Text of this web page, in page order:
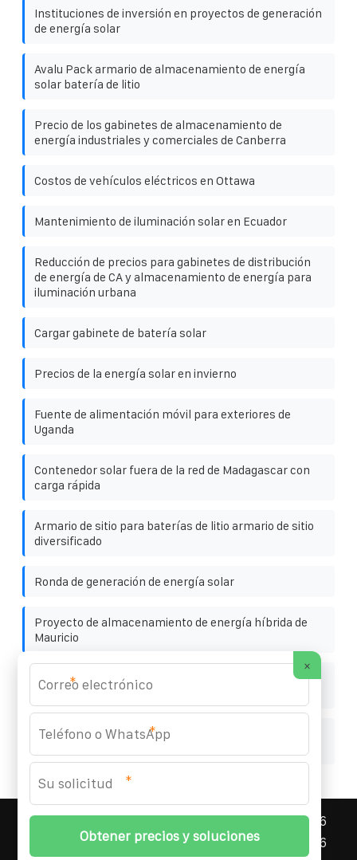
Instituciones de inversión en proyectos de generación
de energía solar
Avalu Pack armario de almacenamiento de energía
solar batería de litio
Precio de los gabinetes de almacenamiento de
energía industriales y comerciales de Canberra
Costos de vehículos eléctricos en Ottawa
Mantenimiento de iluminación solar en Ecuador
Reducción de precios para gabinetes de distribución
de energía de CA y almacenamiento de energía para
iluminación urbana
Cargar gabinete de batería solar
Precios de la energía solar en invierno
Fuente de alimentación móvil para exteriores de
Uganda
Contenedor solar fuera de la red de Madagascar con
carga rápida
Armario de sitio para baterías de litio armario de sitio
diversificado
Ronda de generación de energía solar
Proyecto de almacenamiento de energía híbrida de
Mauricio
Plazo de entrega del contenedor solar de 500kW en
Santo Tomé
Inversión en almacenamiento de energía en el norte
ASNEF ENERGY STORAGE CONTAINER
2026
Todos los derechos reservados. | Teléfono:
+34 96
×
*
*
*